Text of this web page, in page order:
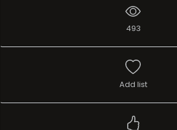
493
Add list